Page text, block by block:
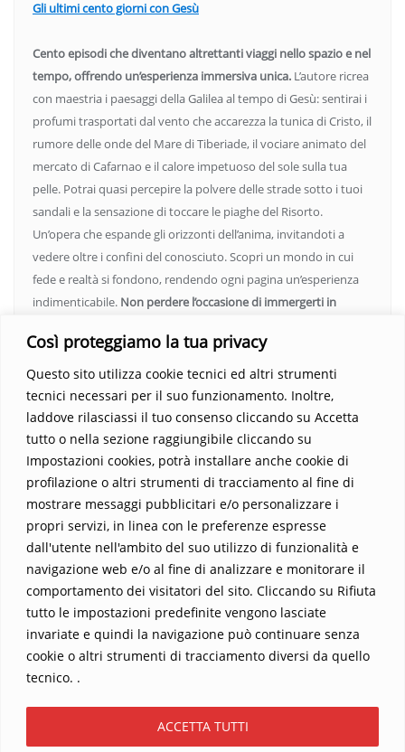
Così proteggiamo la tua privacy
Questo sito utilizza cookie tecnici ed altri strumenti
tecnici necessari per il suo funzionamento. Inoltre,
laddove rilasciassi il tuo consenso cliccando su Accetta
tutto o nella sezione raggiungibile cliccando su
Impostazioni cookies, potrà installare anche cookie di
profilazione o altri strumenti di tracciamento al fine di
mostrare messaggi pubblicitari e/o personalizzare i
propri servizi, in linea con le preferenze espresse
dall'utente nell'ambito del suo utilizzo di funzionalità e
navigazione web e/o al fine di analizzare e monitorare il
comportamento dei visitatori del sito. Cliccando su Rifiuta
tutto le impostazioni predefinite vengono lasciate
invariate e quindi la navigazione può continuare senza
cookie o altri strumenti di tracciamento diversi da quello
tecnico. .
ACCETTA TUTTI
Gli ultimi cento giorni con Gesù
Cento episodi che diventano altrettanti viaggi nello spazio e nel
tempo, offrendo un’esperienza immersiva unica. L’autore ricrea
con maestria i paesaggi della Galilea al tempo di Gesù: sentirai i
profumi trasportati dal vento che accarezza la tunica di Cristo, il
rumore delle onde del Mare di Tiberiade, il vociare animato del
mercato di Cafarnao e il calore impetuoso del sole sulla tua
pelle. Potrai quasi percepire la polvere delle strade sotto i tuoi
sandali e la sensazione di toccare le piaghe del Risorto.
Un’opera che espande gli orizzonti dell’anima, invitandoti a
vedere oltre i confini del conosciuto. Scopri un mondo in cui
fede e realtà si fondono, rendendo ogni pagina un’esperienza
indimenticabile. Non perdere l’occasione di immergerti in
Parola trasformi la tua vita.
Home Contatti
Sostieni La Buona Parola – dona 5 €, 10 €, 25 €… il tuo contributo
conta
Chi sono? Alessandro Ginotta, scrittore
I viaggi dell’anima
Catechesi
Copyright ©2026 La buona Parola . All rights reserved.
WordPress &Designed by